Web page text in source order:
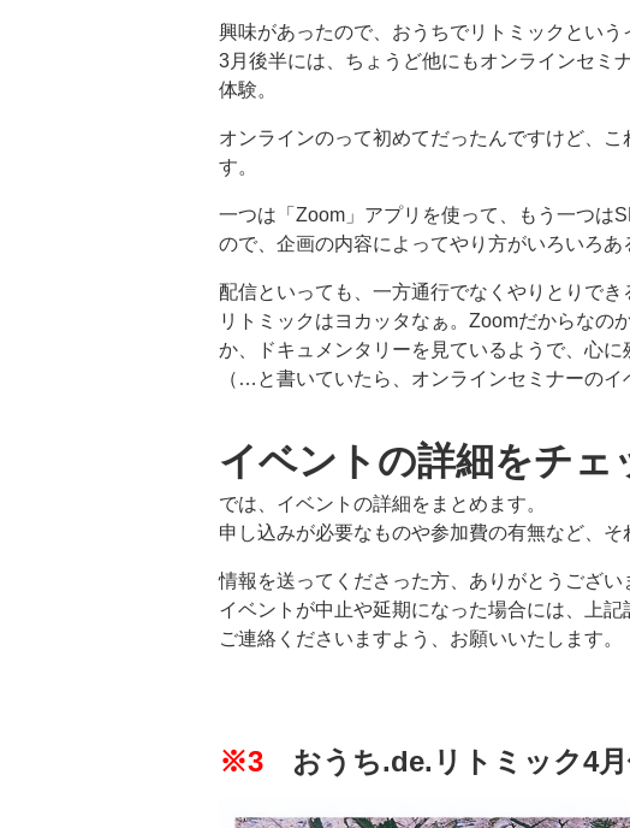
興味があったので、おうちでリトミックという
3月後半には、ちょうど他にもオンラインセミ
体験。
オンラインのって初めてだったんですけど、
す。
一つは「Zoom」アプリを使って、もう一つは
ので、企画の内容によってやり方がいろいろあ
配信といっても、一方通行でなくやりとりでき
リトミックはヨカッタなぁ。Zoomだからなの
か、ドキュメンタリーを見ているようで、心に
（…と書いていたら、オンラインセミナーの
イベントの詳細をチェ
では、イベントの詳細をまとめます。
申し込みが必要なものや参加費の有無など、そ
情報を送ってくださった方、ありがとうござい
イベントが中止や延期になった場合には、上
ご連絡くださいますよう、お願いいたします。
※3 おうち.de.リトミック4